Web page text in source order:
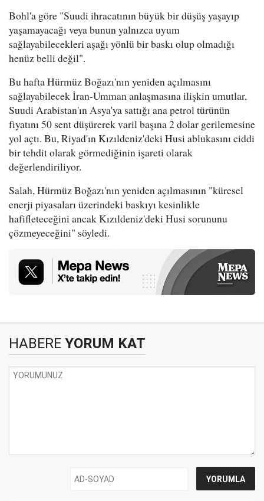
Bohl'a göre "Suudi ihracatının büyük bir düşüş yaşayıp
yaşamayacağı veya bunun yalnızca uyum
sağlayabilecekleri aşağı yönlü bir baskı olup olmadığı
henüz belli değil".
Bu hafta Hürmüz Boğazı'nın yeniden açılmasını
sağlayabilecek İran-Umman anlaşmasına ilişkin umutlar,
Suudi Arabistan'ın Asya'ya sattığı ana petrol türünün
fiyatını 50 sent düşürerek varil başına 2 dolar gerilemesine
yol açtı. Bu, Riyad'ın Kızıldeniz'deki Husi ablukasını ciddi
bir tehdit olarak görmediğinin işareti olarak
değerlendiriliyor.
Salah, Hürmüz Boğazı'nın yeniden açılmasının "küresel
enerji piyasaları üzerindeki baskıyı kesinlikle
hafifleteceğini ancak Kızıldeniz'deki Husi sorununu
çözmeyeceğini" söyledi.
HABERE YORUM KAT